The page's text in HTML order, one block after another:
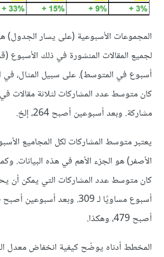
المجموعات الأسبوعية (على يسار
مشاركة. وبعد أسبوعين أصبح 264، إلخ.
يعتبر متوسط المشاركات لكل المجاميع
الأصفر) هو الجزء الأهم في هذه البيانات.
كان متوسط عدد المشاركات التي يمكن أن
أصبح 479، وهكذا.
المخطط أدناه يوضّح كيفية انخفاض معدل